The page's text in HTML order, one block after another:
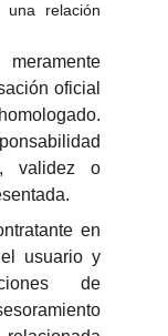
relación
oficial
validez o
en
usuario y
de